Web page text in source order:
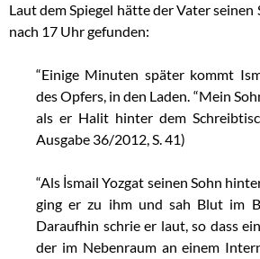
Laut dem Spiegel hätte der Vater seinen
nach 17 Uhr gefunden:
“Einige Minuten später kommt
des Opfers, in den Laden. “Mein
als er Halit hinter dem
Ausgabe 36/2012, S. 41)
“Als İsmail Yozgat seinen Sohn
ging er zu ihm und sah Blut im
Daraufhin schrie er laut, so dass
der im Nebenraum an einem